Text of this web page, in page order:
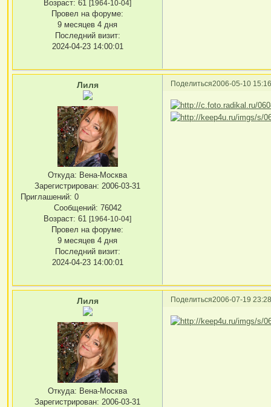
Возраст: 61[1964-10-04]
Провел на форуме:
9 месяцев 4 дня
Последний визит:
2024-04-23 14:00:01
Поделиться2006-05-10
Лиля
Откуда: Вена-Москва
Зарегистрирован: 2006-03-31
Приглашений: 0
Сообщений: 76042
Возраст: 61[1964-10-04]
Провел на форуме:
9 месяцев 4 дня
Последний визит:
2024-04-23 14:00:01
Поделиться2006-07-19
Лиля
Откуда: Вена-Москва
Зарегистрирован: 2006-03-31